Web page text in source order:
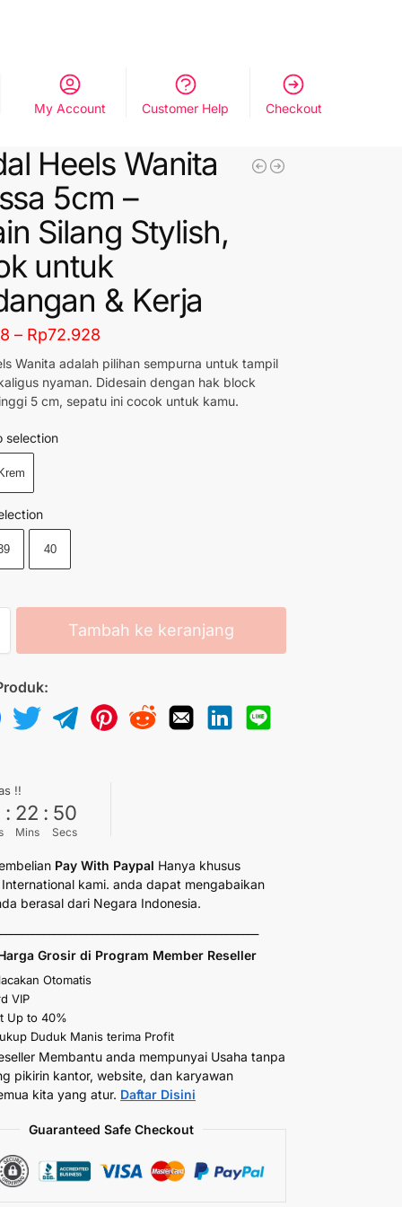
My Account Customer Help Checkout
Heels Wanita
5cm –
Silang Stylish,
untuk
& Kerja
– Rp72.928
Wanita adalah pilihan sempurna untuk tampil
nyaman. Didesain dengan hak block
5 cm, sepatu ini cocok untuk kamu.
selection
40
Tambah ke keranjang
!!
: 22
Mins
: 50
Secs
Pay With Paypal Hanya khusus
kami. anda dapat mengabaikan
berasal dari Negara Indonesia.
Grosir di Program Member Reseller
Otomatis
VIP
Up to 40%
Duduk Manis terima Profit
Membantu anda mempunyai Usaha tanpa
pikirin kantor, website, dan karyawan
kita yang atur. Daftar Disini
Guaranteed Safe Checkout